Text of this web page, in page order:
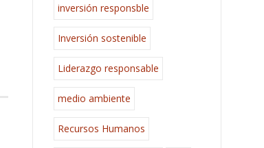
inversión responsble
Inversión sostenible
Liderazgo responsable
medio ambiente
Recursos Humanos